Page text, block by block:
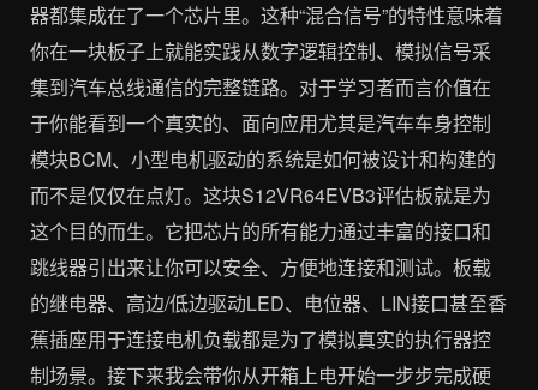
器都集成在了一个芯片里。这种“混合信号”的特性意味着
你在一块板子上就能实践从数字逻辑控制、模拟信号采
集到汽车总线通信的完整链路。对于学习者而言价值在
于你能看到一个真实的、面向应用尤其是汽车车身控制
模块BCM、小型电机驱动的系统是如何被设计和构建的
而不是仅仅在点灯。这块S12VR64EVB3评估板就是为
这个目的而生。它把芯片的所有能力通过丰富的接口和
跳线器引出来让你可以安全、方便地连接和测试。板载
的继电器、高边/低边驱动LED、电位器、LIN接口甚至香
蕉插座用于连接电机负载都是为了模拟真实的执行器控
制场景。接下来我会带你从开箱上电开始一步步完成硬